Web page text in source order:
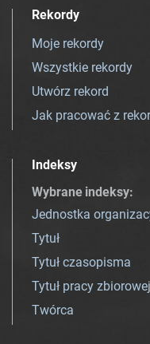
Rekordy
Moje rekordy
Wszystkie rekordy
Utwórz rekord
Jak pracować z
Indeksy
Wybrane indeksy:
Jednostka
Tytuł
Tytuł czasopisma
Tytuł pracy zbiorowej
Twórca